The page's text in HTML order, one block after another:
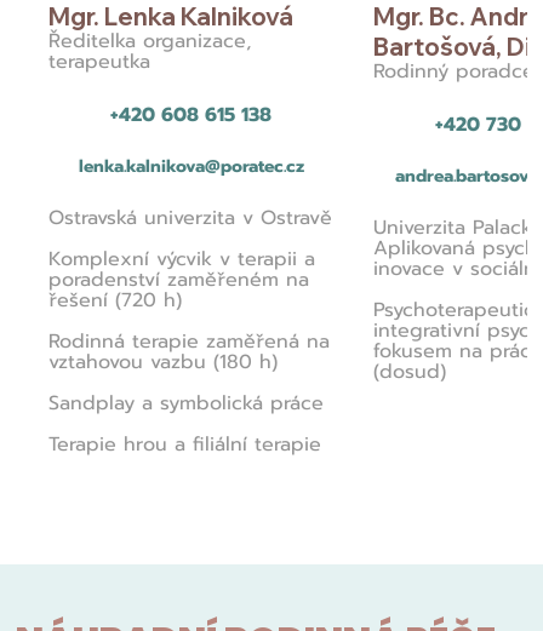
Mgr. Lenka Kalniková
Ředitelka organizace,
terapeutka
+420 608 615 138
lenka.kalnikova@poratec.cz
Ostravská univerzita v Ostravě
Komplexní výcvik v terapii a
poradenství zaměřeném na
řešení (720 h)
Rodinná terapie zaměřená na
vztahovou vazbu (180 h)
Sandplay a symbolická práce
Terapie hrou a filiální terapie
Mgr. Bc.
Bartošová,
Rodinný poradce
+420 730
Univerzita
Aplikovaná
inovace v
integrativní
fokusem na
(dosud)